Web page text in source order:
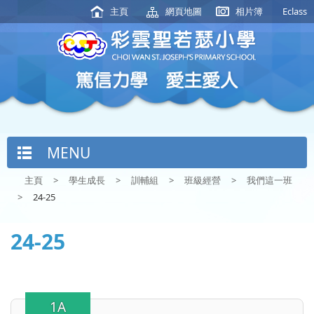
主頁 網頁地圖 相片簿 Eclass
MENU
主頁 > 學生成長 > 訓輔組 > 班級經營 >
我們這一班
>
24-25
24-25
1A